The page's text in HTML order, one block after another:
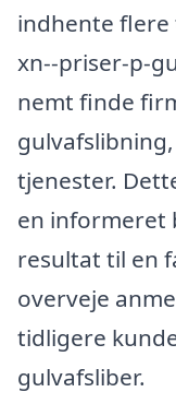
indhente flere
xn--priser-p-
nemt finde
tjenester.
en informeret
resultat til en
overveje
tidligere
gulvafsliber.